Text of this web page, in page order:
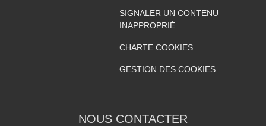
SIGNALER UN CONTENU
INAPPROPRIÉ
CHARTE COOKIES
GESTION DES COOKIES
NOUS CONTACTER